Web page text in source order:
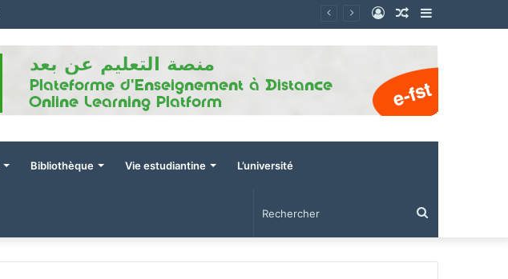
Sidebar
latérale)
Article
Connexion
Bibliothèque Vie estudiantine L’université